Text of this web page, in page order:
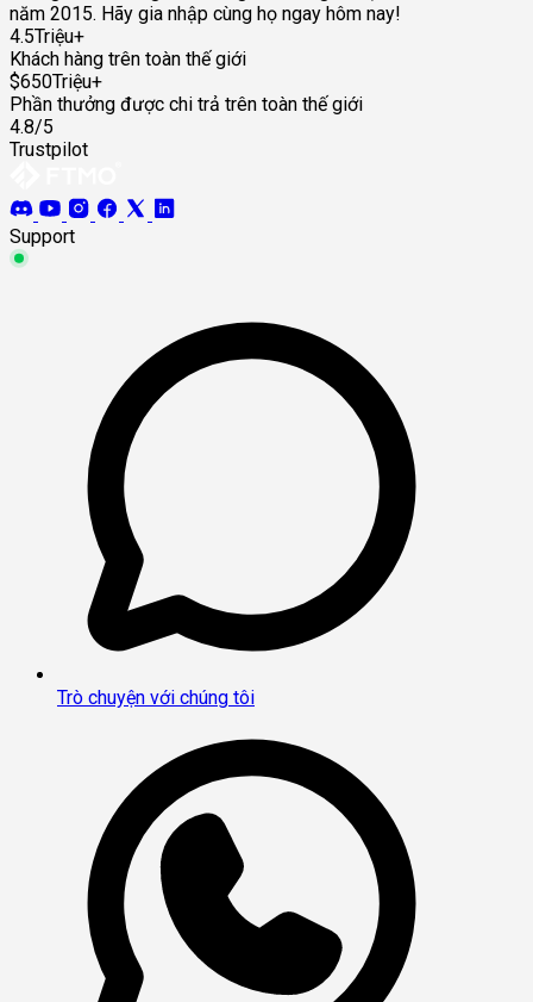
năm 2015. Hãy gia nhập cùng họ ngay hôm nay!
4.5Triệu+
Khách hàng trên toàn thế giới
$650Triệu+
Phần thưởng được chi trả trên toàn thế giới
4.8/5
Trustpilot
Support
Trò chuyện với chúng tôi